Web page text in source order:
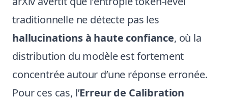
traditionnelle ne détecte pas les
hallucinations à haute confiance, où la
distribution du modèle est fortement
concentrée autour d’une réponse erronée.
Pour ces cas, l’Erreur de Calibration